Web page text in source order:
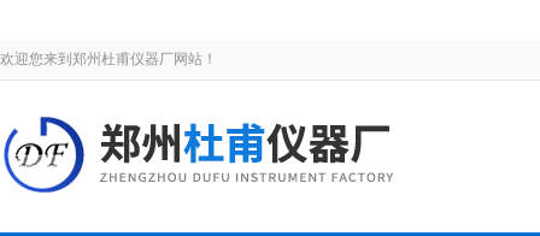
欢迎您来到郑州杜甫仪器厂网站！